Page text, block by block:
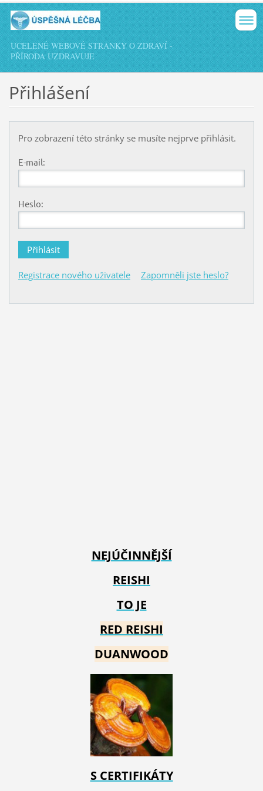
UCELENÉ WEBOVÉ STRÁNKY O ZDRAVÍ -
PŘÍRODA UZDRAVUJE
Přihlášení
Pro zobrazení této stránky se musíte nejprve přihlásit.
E-mail:
Heslo:
Registrace nového uživatele Zapomněli jste heslo?
NEJÚČINNĚJŠÍ
REISHI
TO JE
RED REISHI
DUANWOOD
S CERTIFIKÁTY